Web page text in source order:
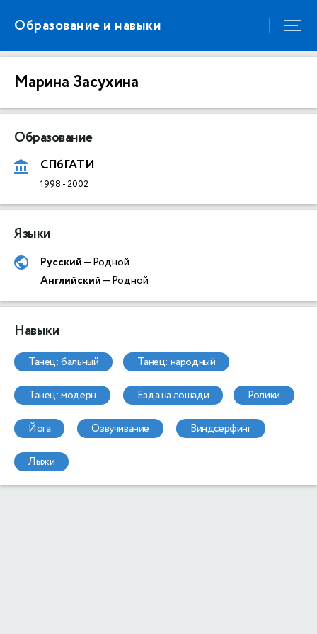
Образование и навыки
Марина Засухина
Образование
СПбГАТИ
1998 -2002
Языки
Русский— Родной
Английский— Родной
Навыки
танец: бальный танец: народный
танец: модерн езда на лошади ролики
йога озвучивание виндсерфинг
лыжи